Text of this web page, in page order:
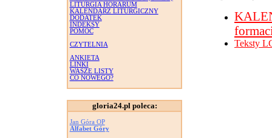
LITURGIA HORARUM
KALENDARZ LITURGICZNY
DODATEK
INDEKSY
POMOC
CZYTELNIA
ANKIETA
LINKI
WASZE LISTY
CO NOWEGO?
gloria24.pl poleca:
Jan Góra OP
Alfabet Góry
Teksty